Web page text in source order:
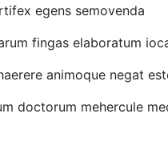
egens semovenda
fingas elaboratum
animoque negat
doctorum mehercule